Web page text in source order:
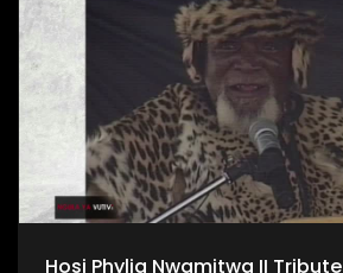
Hosi Phylia Nwamitwa II Tribute